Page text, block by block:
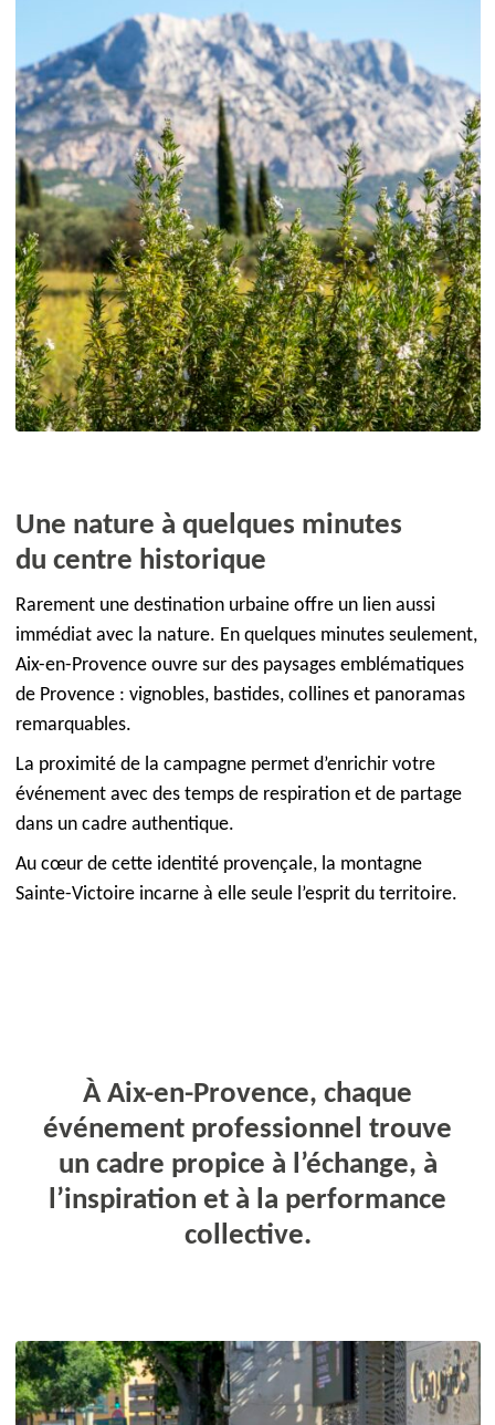
Une nature à quelques minutes
du centre historique
Rarement une destination urbaine offre un lien aussi
immédiat avec la nature. En quelques minutes seulement,
Aix-en-Provence ouvre sur des paysages emblématiques
de Provence : vignobles, bastides, collines et panoramas
remarquables.
La proximité de la campagne permet d’enrichir votre
événement avec des temps de respiration et de partage
dans un cadre authentique.
Au cœur de cette identité provençale, la montagne
Sainte-Victoire incarne à elle seule l’esprit du territoire.
À Aix-en-Provence, chaque
événement professionnel trouve
un cadre propice à l’échange, à
l’inspiration et à la performance
collective.